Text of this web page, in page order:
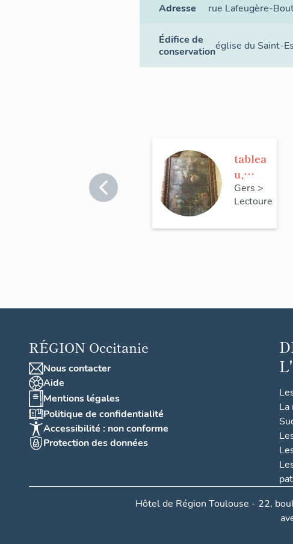
Adresse rue Lafeugère-
Édifice de
conservationéglise du Saint-
tablea
u,
cadre :
L'Asso
Gers >
Lectoure
RÉGION Occitanie
Nous contacter
Aide
Mentions légales
Politique de confidentialité
Accessibilité : non conforme
Protection des données
La
Hôtel de Région Toulouse - 22,